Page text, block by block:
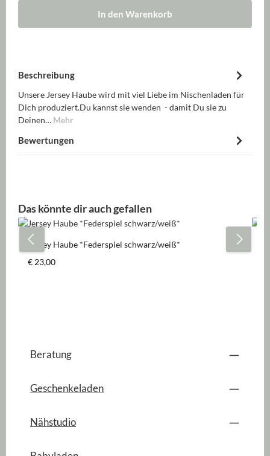
In den Warenkorb
Beschreibung
Unsere Jersey Haube wird mit viel Liebe im Nischenladen für
Dich produziert.Du kannst sie wenden - damit Du sie zu
Deinen… Mehr
Bewertungen
Produktgalerie überspringen
Das könnte dir auch gefallen
Jersey Haube *Federspiel schwarz/weiß*
Regulärer Preis:
€ 23,00
Beratung
Geschenkeladen
Nähstudio